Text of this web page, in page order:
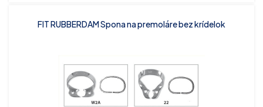
FIT RUBBERDAM Spona na premoláre bez krídelok